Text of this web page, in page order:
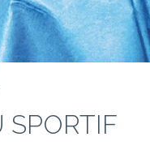
SPORTIF